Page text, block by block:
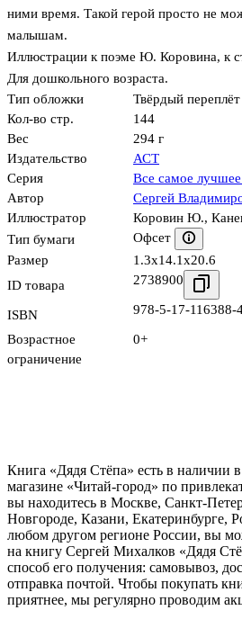
ними время. Такой герой просто не
малышам.
Иллюстрации к поэме Ю. Коровина, к
Для дошкольного возраста.
Тип обложки
Твёрдый переплёт
Кол-во стр.
144
Вес
294 г
Издательство
АСТ
Серия
Все самое
Автор
Сергей
Иллюстратор
Коровин Ю.,
Тип бумаги
Офсет
Размер
1.3x14.1x20.6
ID товара
2738900
ISBN 978-5-17-116388-
Возрастное
ограничение
0+
Книга «Дядя Стёпа» есть в наличии
магазине «Читай-город» по
вы находитесь в Москве, Санкт-
Новгороде, Казани, Екатеринбурге,
любом другом регионе России, вы
на книгу Сергей Михалков «Дядя
способ его получения: самовывоз,
отправка почтой. Чтобы покупать
приятнее, мы регулярно проводим